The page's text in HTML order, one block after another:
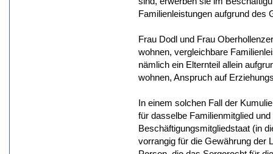
Familienleistungen aufgrund des
Frau Dodl und Frau
wohnen, vergleichbare
nämlich ein Elternteil allein
wohnen, Anspruch auf
In einem solchen Fall der
für dasselbe Familienmitglied
Beschäftigungsmitgliedstaat (in
vorrangig für die Gewährung der